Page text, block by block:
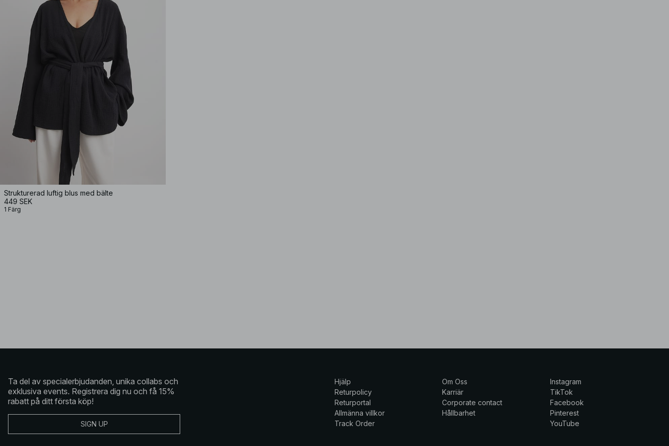
Strukturerad luftig blus med bälte
449 SEK
1 Färg
Ta del av specialerbjudanden, unika collabs och
exklusiva events. Registrera dig nu och få 15%
rabatt på ditt första köp!
SIGN UP
Hjälp
Returpolicy
Returportal
Allmänna villkor
Track Order
Om Oss
Karriär
Corporate contact
Hållbarhet
Instagram
TikTok
Facebook
Pinterest
YouTube